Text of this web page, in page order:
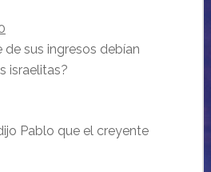
de sus ingresos debían
israelitas?
Pablo que el creyente